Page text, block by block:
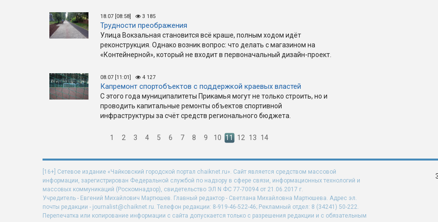
18.07 [08:58] 3 185
Трудности преображения
Улица Вокзальная становится всё краше, полным ходом идёт
реконструкция. Однако возник вопрос: что делать с магазином на
«Контейнерной», который не входит в первоначальный дизайн-проект.
08.07 [11:01] 4 127
Капремонт спортобъектов с поддержкой краевых властей
С этого года муниципалитеты Прикамья могут не только строить, но и
проводить капитальные ремонты объектов спортивной
инфраструктуры за счёт средств регионального бюджета.
1 2 3 4 5 6 7 8 9 10 11 12 13 14
[16+] Сетевое издание «Чайковский городской портал chaiknet.ru». Сайт является средством массовой
информации, зарегистрирован Федеральной службой по надзору в сфере связи, информационных технологий и
массовых коммуникаций (Роскомнадзор), свидетельство ЭЛ N ФС 77-70094 от 21.06.2017 г.
Учредитель - Евгений Михайлович Мартюшев. Главный редактор - Светлана Михайловна Мартюшева. Адрес эл.
почты редакции - journalist@chaiknet.ru. Телефон редакции: 8-919-46-522-46; Рекламный отдел: 8 (34241) 50-222.
Перепечатка или копирование информации с сайта допускается только с разрешения редакции и с обязательным